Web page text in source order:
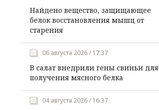
Найдено вещество, защищающее
белок восстановления мышц от
старения
06 августа 2026 / 17:37
В салат внедрили гены свиньи для
получения мясного белка
04 августа 2026 / 16:37